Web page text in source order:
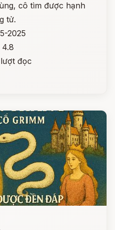
cô tìm được hạnh
tử.
2025
4.8
đọc